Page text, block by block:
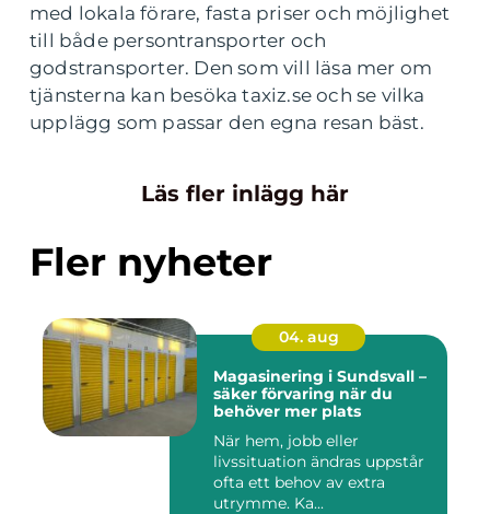
med lokala förare, fasta priser och möjlighet
till både persontransporter och
godstransporter. Den som vill läsa mer om
tjänsterna kan besöka taxiz.se och se vilka
upplägg som passar den egna resan bäst.
Läs fler inlägg här
Fler nyheter
04. aug
Magasinering i Sundsvall –
säker förvaring när du
behöver mer plats
När hem, jobb eller
livssituation ändras uppstår
ofta ett behov av extra
utrymme. Ka...